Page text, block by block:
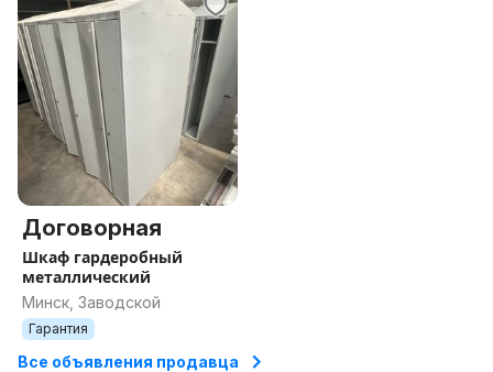
Договорная
Шкаф гардеробный
металлический
Минск, Заводской
Гарантия
Все объявления продавца